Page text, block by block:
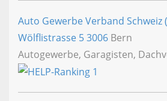
Auto Gewerbe Verband Schweiz
Wölflistrasse 53006 Bern
Autogewerbe, Garagisten,